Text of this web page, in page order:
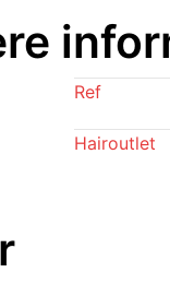
Ref
Hairoutlet